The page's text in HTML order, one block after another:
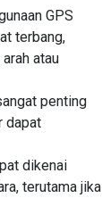
GPS
terbang,
atau
penting
dapat
dikenai
terutama jika